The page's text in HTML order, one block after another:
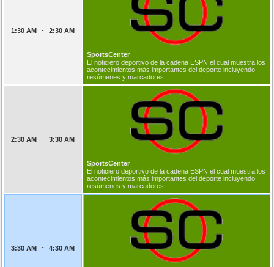
1:30 AM - 2:30 AM
SportsCenter
El noticiero deportivo de la cadena ESPN el cual muestra los
acontecimientos más importantes del deporte incluyendo
resúmenes y marcadores.
2:30 AM - 3:30 AM
SportsCenter
El noticiero deportivo de la cadena ESPN el cual muestra los
acontecimientos más importantes del deporte incluyendo
resúmenes y marcadores.
3:30 AM - 4:30 AM